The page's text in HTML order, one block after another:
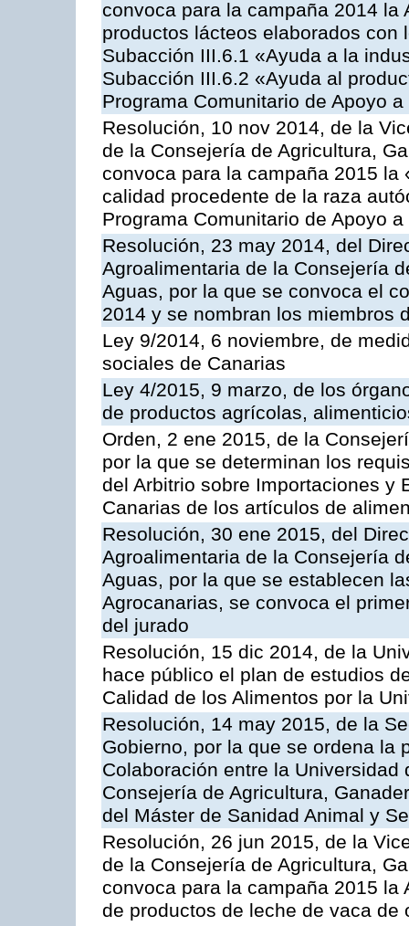
convoca para la campaña 2014
productos lácteos elaborados
Subacción III.6.1 «Ayuda a la
Subacción III.6.2 «Ayuda al
Programa Comunitario de Apoyo
Resolución, 10 nov 2014, de la
de la Consejería de Agricultura,
convoca para la campaña 2015
calidad procedente de la raza
Programa Comunitario de Apoyo
Resolución, 23 may 2014, del
Agroalimentaria de la Consejería
Aguas, por la que se convoca el
2014 y se nombran los miembros
Ley 9/2014, 6 noviembre, de
sociales de Canarias
Ley 4/2015, 9 marzo, de los
de productos agrícolas,
Orden, 2 ene 2015, de la
por la que se determinan los
del Arbitrio sobre Importaciones y
Canarias de los artículos de
Resolución, 30 ene 2015, del
Agroalimentaria de la Consejería
Aguas, por la que se establecen
Agrocanarias, se convoca el
del jurado
Resolución, 15 dic 2014, de la
hace público el plan de estudios
Calidad de los Alimentos por la
Resolución, 14 may 2015, de la
Gobierno, por la que se ordena la
Colaboración entre la
Consejería de Agricultura,
del Máster de Sanidad Animal y
Resolución, 26 jun 2015, de la
de la Consejería de Agricultura,
convoca para la campaña 2015
de productos de leche de vaca